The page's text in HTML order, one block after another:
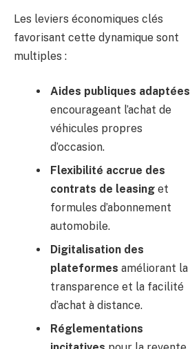
Les leviers économiques clés
favorisant cette dynamique sont
multiples :
Aides publiques adaptées
encourageant l’achat de
véhicules propres
d’occasion.
Flexibilité accrue des
contrats de leasing et
formules d’abonnement
automobile.
Digitalisation des
plateformes améliorant la
transparence et la facilité
d’achat à distance.
Réglementations